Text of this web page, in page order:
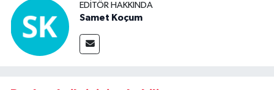
EDITÖR HAKKINDA
Samet Koçum